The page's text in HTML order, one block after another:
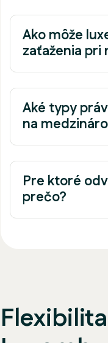
Ako môže
zaťaženia pri
Aké typy
na
Pre ktoré
prečo?